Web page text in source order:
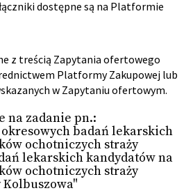
dostępne są na Platformie
z treścią Zapytania ofertowego
Platformy Zakupowej lub
w Zapytaniu ofertowym.
na zadanie pn.:
badań lekarskich
ochotniczych straży
lekarskich kandydatów na
ochotniczych straży